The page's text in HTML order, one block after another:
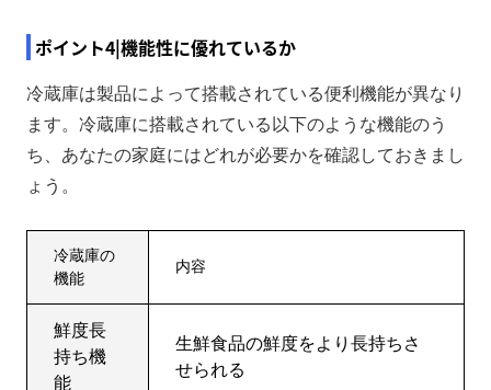
ポイント4|機能性に優れているか
冷蔵庫は製品によって搭載されている便利機能が異なり
ます。冷蔵庫に搭載されている以下のような機能のう
ち、あなたの家庭にはどれが必要かを確認しておきまし
ょう。
冷蔵庫の
機能
内容
鮮度長
持ち機
能
生鮮食品の鮮度をより長持ちさ
せられる